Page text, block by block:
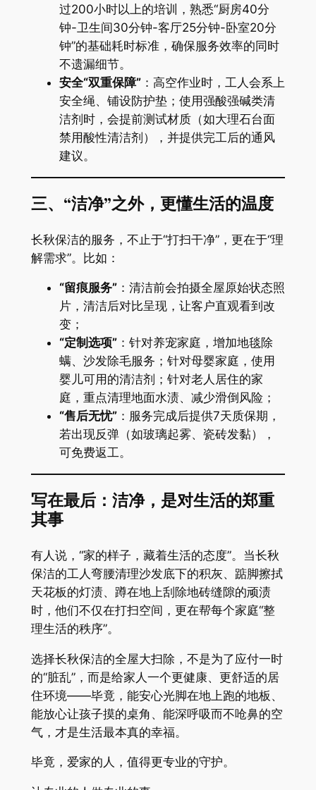
过200小时以上的培训，熟悉“厨房40分
钟-卫生间30分钟-客厅25分钟-卧室20分
钟”的基础耗时标准，确保服务效率的同时
不遗漏细节。
​安全“双重保障”​​：高空作业时，工人会系上
安全绳、铺设防护垫；使用强酸强碱类清
洁剂时，会提前测试材质（如大理石台面
禁用酸性清洁剂），并提供完工后的通风
建议。
​三、“洁净”之外，更懂生活的温度​
长秋保洁的服务，不止于“打扫干净”，更在于“理
解需求”。比如：
​“留痕服务”​​：清洁前会拍摄全屋原始状态照
片，清洁后对比呈现，让客户直观看到改
变；
​“定制选项”​​：针对养宠家庭，增加地毯除
螨、沙发除毛服务；针对母婴家庭，使用
婴儿可用的清洁剂；针对老人居住的家
庭，重点清理地面水渍、减少滑倒风险；
​“售后无忧”​​：服务完成后提供7天质保期，
若出现反弹（如玻璃起雾、瓷砖发黏），
可免费返工。
​写在最后：洁净，是对生活的郑重
其事​
有人说，“家的样子，藏着生活的态度”。当长秋
保洁的工人弯腰清理沙发底下的积灰、踮脚擦拭
天花板的灯渍、蹲在地上刮除地砖缝隙的顽渍
时，他们不仅在打扫空间，更在帮每个家庭“整
理生活的秩序”。
选择长秋保洁的全屋大扫除，不是为了应付一时
的“脏乱”，而是给家人一个更健康、更舒适的居
住环境——毕竟，能安心光脚在地上跑的地板、
能放心让孩子摸的桌角、能深呼吸而不呛鼻的空
气，才是生活最本真的幸福。
毕竟，爱家的人，值得更专业的守护。